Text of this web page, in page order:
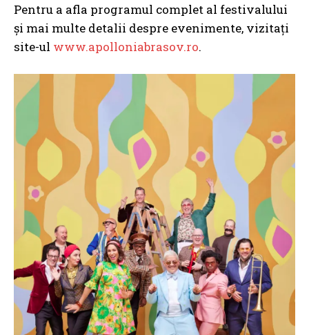
Pentru a afla programul complet al festivalului
și mai multe detalii despre evenimente, vizitați
site-ul www.apolloniabrasov.ro.